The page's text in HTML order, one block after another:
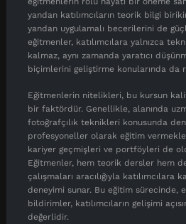
yandan katılımcıların teorik bilgi
yandan uygulamalı becerilerini de
eğitmenler, katılımcılara yalnızca
kalmaz, aynı zamanda yaratıcı
biçimlerini geliştirme konularında da
Eğitmenlerin nitelikleri, bu kursun
bir faktördür. Genellikle, alanında
fotoğrafçılık teknikleri konusunda
profesyoneller olarak eğitim
kariyer geçmişleri ve portföyleri de
Eğitmenler, hem teorik dersler hem
çalışmaları aracılığıyla katılımcılara
deneyimi sunar. Bu eğitim sürecinde,
bildirimler, katılımcıların gelişimi
değerlidir.